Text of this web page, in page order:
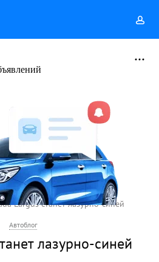
Largus станет лазурно-синей
Автоблог
лазурно-синей